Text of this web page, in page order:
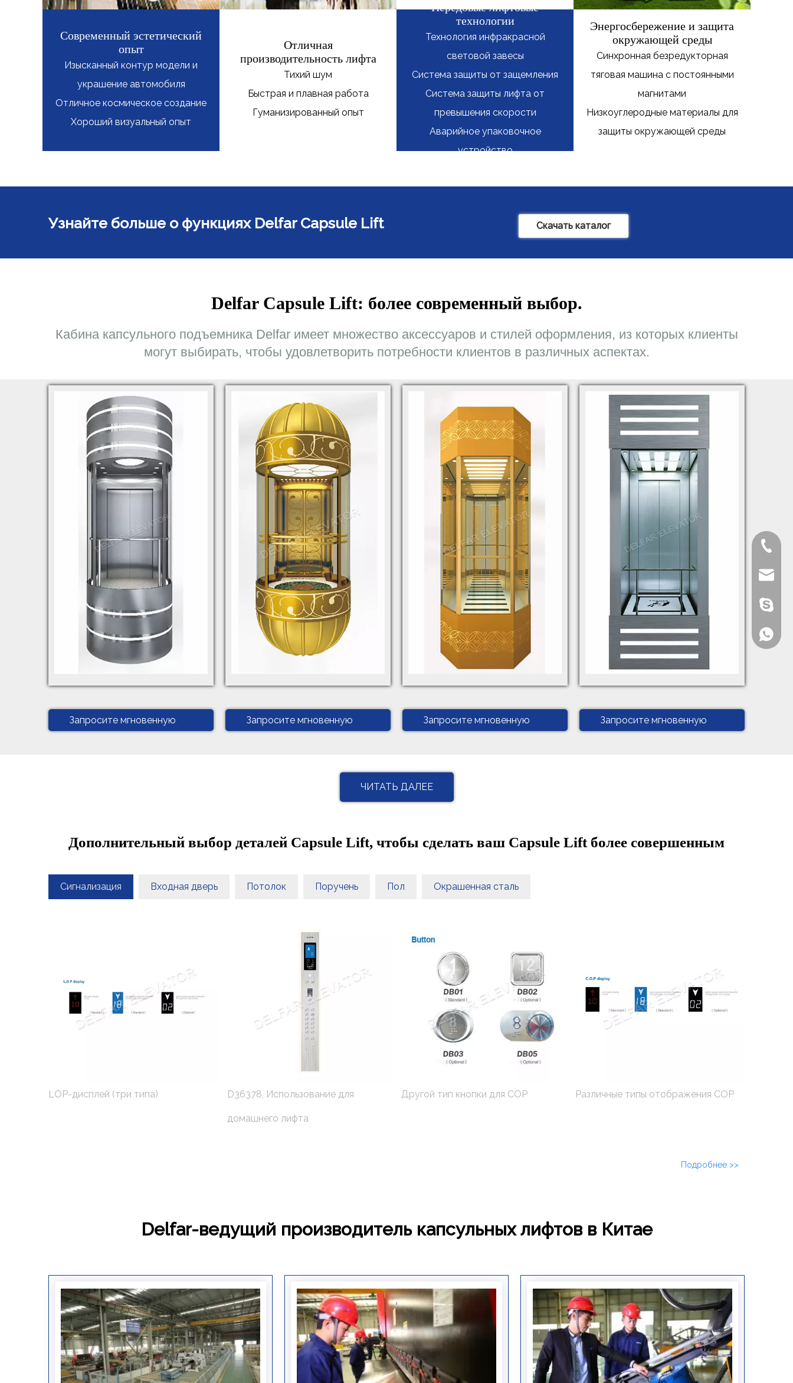
Современный эстетический
опыт
Изысканный контур модели и
украшение автомобиля
Отличное космическое создание
Хороший визуальный опыт
Отличная
производительность лифта
Тихий шум
Быстрая и плавная работа
Гуманизированный опыт
Передовые лифтовые
технологии
Технология инфракрасной
световой завесы
Система защиты от защемления
Система защиты лифта от
превышения скорости
Аварийное упаковочное
устройство
Энергосбережение и защита
окружающей среды
Синхронная безредукторная
тяговая машина с постоянными
магнитами
Низкоуглеродные материалы для
защиты окружающей среды
Узнайте больше о функциях Delfar Capsule Lift Скачать каталог
Delfar Capsule Lift: более современный выбор.
Кабина капсульного подъемника Delfar имеет множество аксессуаров и стилей оформления, из которых клиенты
могут выбирать, чтобы удовлетворить потребности клиентов в различных аспектах.
Запросите мгновенную
Запросите мгновенную
Запросите мгновенную
Запросите мгновенную
ЧИТАТЬ ДАЛЕЕ
Дополнительный выбор деталей Capsule Lift, чтобы сделать ваш Capsule Lift более совершенным
Сигнализация Входная дверь Потолок Поручень Пол Окрашенная сталь
LOP-дисплей (три типа) D36378, Использование для
домашнего лифта
Другой тип кнопки для COP Различные типы отображения COP
Подробнее >>
Delfar-ведущий производитель капсульных лифтов в Китае
+86-
+86-